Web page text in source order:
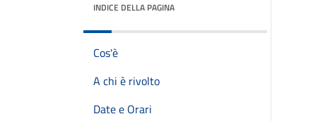
INDICE DELLA PAGINA
Cos'è
A chi è rivolto
Date e Orari